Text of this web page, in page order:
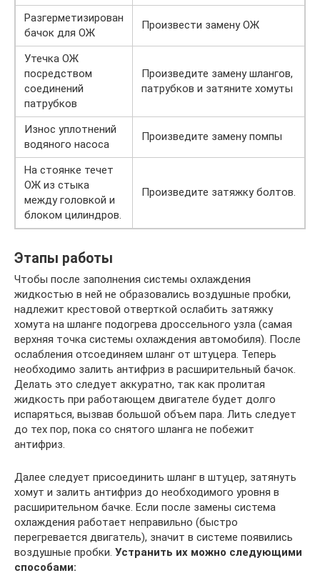
Разгерметизирован
бачок для ОЖ
Произвести замену ОЖ
Утечка ОЖ
посредством
соединений
патрубков
Произведите замену шлангов,
патрубков и затяните хомуты
Износ уплотнений
водяного насоса
Произведите замену помпы
На стоянке течет
ОЖ из стыка
между головкой и
блоком цилиндров.
Произведите затяжку болтов.
Этапы работы
Чтобы после заполнения системы охлаждения
жидкостью в ней не образовались воздушные пробки,
надлежит крестовой отверткой ослабить затяжку
хомута на шланге подогрева дроссельного узла (самая
верхняя точка системы охлаждения автомобиля). После
ослабления отсоединяем шланг от штуцера. Теперь
необходимо залить антифриз в расширительный бачок.
Делать это следует аккуратно, так как пролитая
жидкость при работающем двигателе будет долго
испаряться, вызвав большой объем пара. Лить следует
до тех пор, пока со снятого шланга не побежит
антифриз.
Далее следует присоединить шланг в штуцер, затянуть
хомут и залить антифриз до необходимого уровня в
расширительном бачке. Если после замены система
охлаждения работает неправильно (быстро
перегревается двигатель), значит в системе появились
воздушные пробки. Устранить их можно следующими
способами: